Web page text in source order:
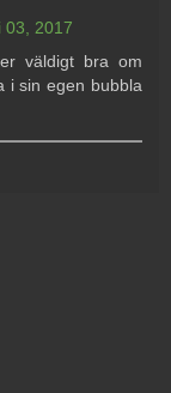
03, 2017
väldigt bra om
i sin egen bubbla